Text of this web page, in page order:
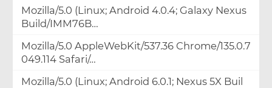
Mozilla/5.0 (Linux; Android 4.0.4; Galaxy Nexus
Build/IMM76B…
Mozilla/5.0 AppleWebKit/537.36 Chrome/135.0.7
049.114 Safari/…
Mozilla/5.0 (Linux; Android 6.0.1; Nexus 5X Buil